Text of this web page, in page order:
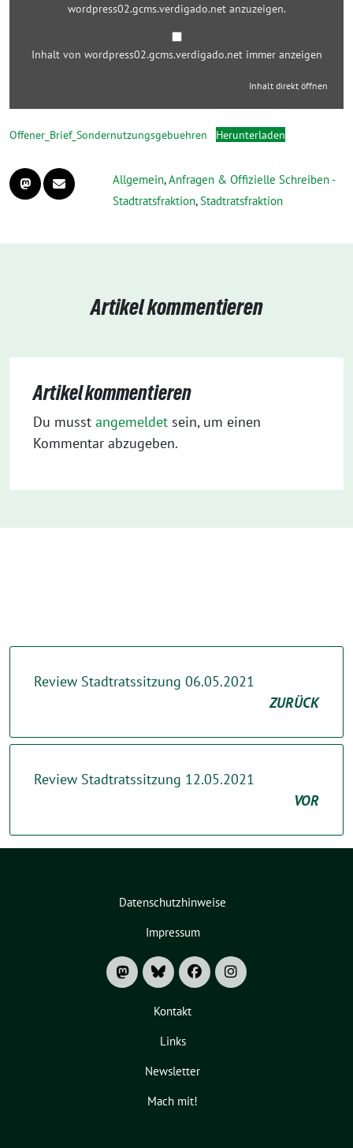
wordpress02.gcms.verdigado.net anzuzeigen.
Inhalt von wordpress02.gcms.verdigado.net immer anzeigen
Inhalt direkt öffnen
Offener_Brief_Sondernutzungsgebuehren Herunterladen
Allgemein,Anfragen & Offizielle Schreiben -
Stadtratsfraktion,Stadtratsfraktion
Artikel kommentieren
Artikel kommentieren
Du musst angemeldet sein, um einen
Kommentar abzugeben.
Review Stadtratssitzung 06.05.2021
ZURÜCK
Review Stadtratssitzung 12.05.2021
VOR
Datenschutzhinweise
Impressum
Kontakt
Links
Newsletter
Mach mit!